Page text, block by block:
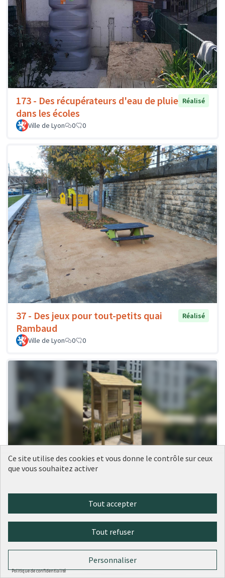
173 - Des récupérateurs d'eau de pluie
dans les écoles
Réalisé
Ville de Lyon 0 0
37 - Des jeux pour tout-petits quai
Rambaud
Réalisé
Ville de Lyon 0 0
9ème
Ce site utilise des cookies et vous donne le contrôle sur ceux
que vous souhaitez activer
Tout accepter
Tout refuser
Personnaliser
Politique de confidentialité